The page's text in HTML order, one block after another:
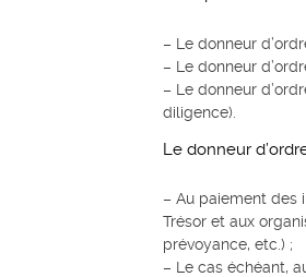
– Le donneur
– Le donneur
– Le donneur
diligence).
Le donneur
– Au paiement des
Trésor et aux
prévoyance, etc.) ;
– Le cas échéant,